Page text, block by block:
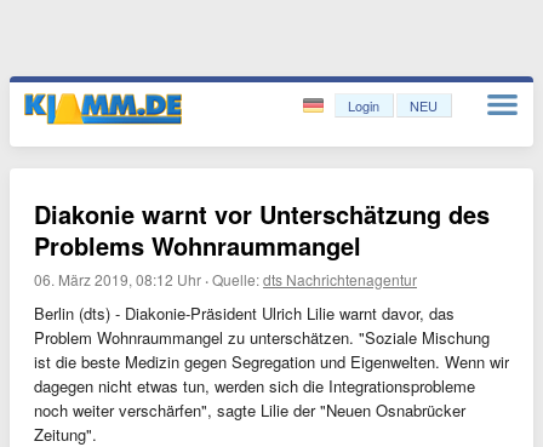
Login NEU
Diakonie warnt vor Unterschätzung des
Problems Wohnraummangel
06. März 2019, 08:12 Uhr ·Quelle:dts Nachrichtenagentur
Berlin (dts) - Diakonie-Präsident Ulrich Lilie warnt davor, das
Problem Wohnraummangel zu unterschätzen. "Soziale Mischung
ist die beste Medizin gegen Segregation und Eigenwelten. Wenn wir
dagegen nicht etwas tun, werden sich die Integrationsprobleme
noch weiter verschärfen", sagte Lilie der "Neuen Osnabrücker
Zeitung".